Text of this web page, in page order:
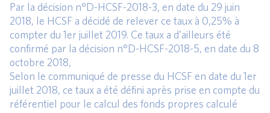
Par la décision n°D-HCSF-2018-3, en date du 29 juin
2018, le HCSF a décidé de relever ce taux à 0,25% à
compter du 1er juillet 2019. Ce taux a d’ailleurs été
confirmé par la décision n°D-HCSF-2018-5, en date du 8
octobre 2018,
Selon le communiqué de presse du HCSF en date du 1er
juillet 2018, ce taux a été défini après prise en compte du
référentiel pour le calcul des fonds propres calculé